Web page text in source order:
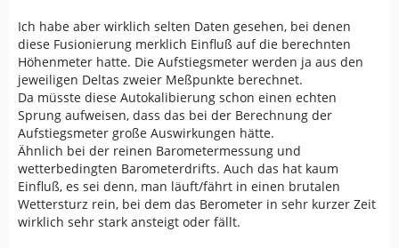
barometrische Höhe. Garmin macht sein Fusionsding.
Mal war die Aufzeichnung des einen Gerätes stimmiger
als die des anderen und umgekehrt. Da gibt es kein
Schwarz und Weiß.
Ich kann nur jedem raten: Stell das Gerät so gut wie
möglich am Anfang der Tour ein und mache deinen
Frieden mit dem was am Ende herauskommt.
Ich habe aber wirklich selten Daten gesehen, bei denen
diese Fusionierung merklich Einfluß auf die berechnten
Höhenmeter hatte. Die Aufstiegsmeter werden ja aus den
jeweiligen Deltas zweier Meßpunkte berechnet.
Da müsste diese Autokalibierung schon einen echten
Sprung aufweisen, dass das bei der Berechnung der
Aufstiegsmeter große Auswirkungen hätte.
Ähnlich bei der reinen Barometermessung und
wetterbedingten Barometerdrifts. Auch das hat kaum
Einfluß, es sei denn, man läuft/fährt in einen brutalen
Wettersturz rein, bei dem das Berometer in sehr kurzer Zeit
wirklich sehr stark ansteigt oder fällt.